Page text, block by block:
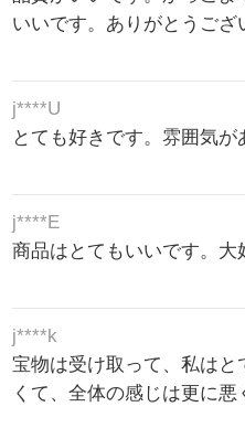
いいです。ありがとうござ
j****U
とても好きです。雰囲気が
j****E
商品はとてもいいです。大
j****k
宝物は受け取って、私は
くて、全体の感じは更に悪